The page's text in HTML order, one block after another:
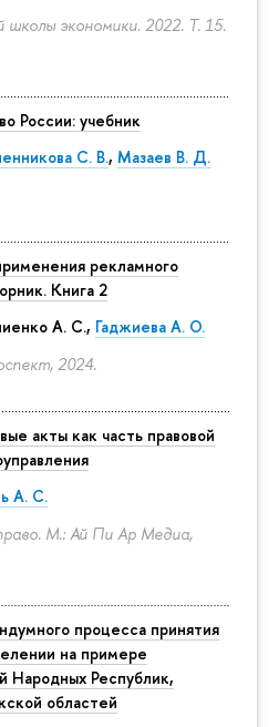
экономики. 2022. Т. 15.
России: учебник
С. В., Мазаев В. Д.
рекламного
Книга 2
А. С., Гаджиева А. О.
2024.
акты как часть правовой
А. С.
М.: Ай Пи Ар Медиа,
процесса принятия
на примере
Народных Республик,
областей